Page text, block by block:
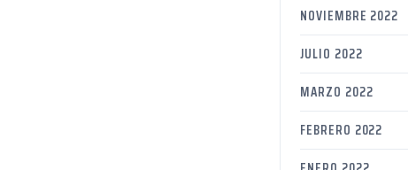
NOVIEMBRE 2022
JULIO 2022
MARZO 2022
FEBRERO 2022